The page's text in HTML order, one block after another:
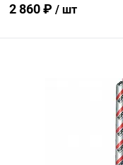
2 860 ₽ / шт